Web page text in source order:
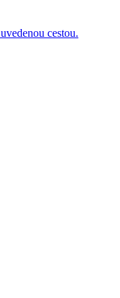
cestou.